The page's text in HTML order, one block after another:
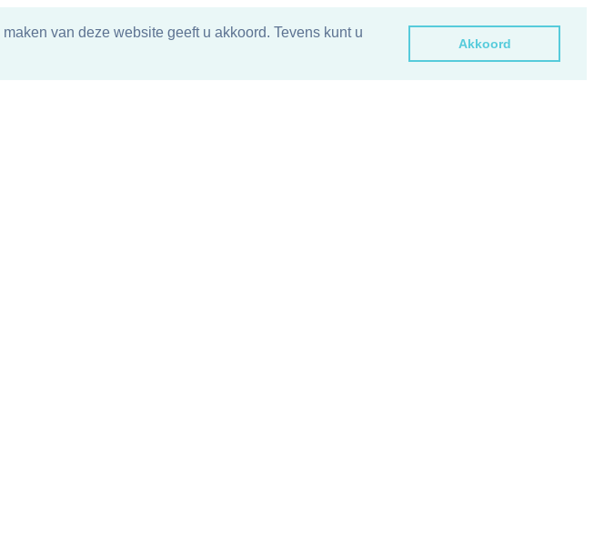
van deze website geeft u akkoord. Tevens kunt u
Akkoord